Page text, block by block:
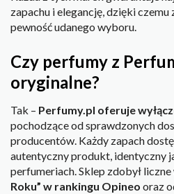
zapachu i elegancję, dzięki
pewność udanego wyboru.
Czy perfumy z
oryginalne?
Tak – Perfumy.pl oferuje
pochodzące od sprawdzonych
producentów. Każdy zapach
autentyczny produkt, identyczny
perfumeriach. Sklep zdobył liczne
Roku” w rankingu Opineo oraz